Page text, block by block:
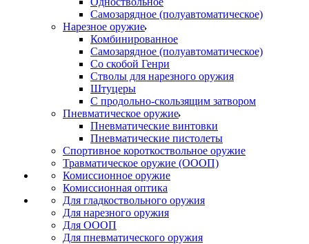
Самозарядное (полуавтоматическое)
Нарезное оружие
Комбинированное
Самозарядное (полуавтоматическое)
Со скобой Генри
Стволы для нарезного оружия
Штуцеры
С продольно-скользящим затвором
Пневматическое оружие
Пневматические винтовки
Пневматические пистолеты
Спортивное короткоствольное оружие
Травматическое оружие (ОООП)
Комиссионное оружие
Комиссионная оптика
Для гладкоствольного оружия
Для нарезного оружия
Для ОООП
Для пневматического оружия